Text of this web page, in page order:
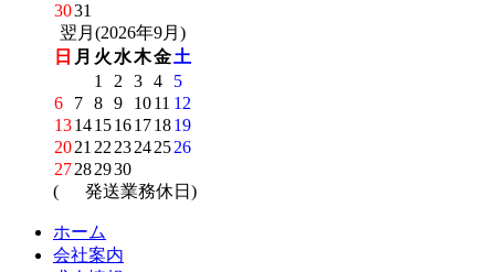
3031
翌月(2026年9月)
日 月 火 水木金土
1
2 3 4
5
6
7 8 9 1011 12
13141516171819
2021 22 23242526
27282930
(
発送業務休日)
ホーム
会社案内